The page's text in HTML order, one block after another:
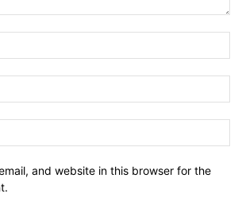
and website in this browser for the